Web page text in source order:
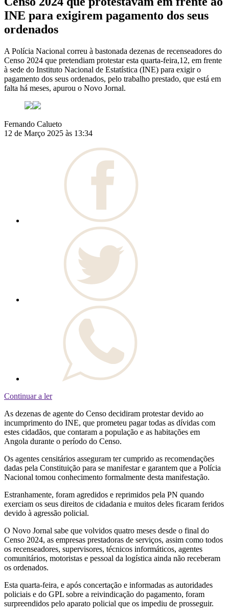
INE para exigirem pagamento dos seus
ordenados
A Polícia Nacional correu à bastonada dezenas de recenseadores do
Censo 2024 que pretendiam protestar esta quarta-feira,12, em frente
à sede do Instituto Nacional de Estatística (INE) para exigir o
pagamento dos seus ordenados, pelo trabalho prestado, que está em
falta há meses, apurou o Novo Jornal.
Fernando Calueto
12 de Março 2025 às 13:34
Continuar a ler
As dezenas de agente do Censo decidiram protestar devido ao
incumprimento do INE, que prometeu pagar todas as dívidas com
estes cidadãos, que contaram a população e as habitações em
Angola durante o período do Censo.
Os agentes censitários asseguram ter cumprido as recomendações
dadas pela Constituição para se manifestar e garantem que a Polícia
Nacional tomou conhecimento formalmente desta manifestação.
Estranhamente, foram agredidos e reprimidos pela PN quando
exerciam os seus direitos de cidadania e muitos deles ficaram feridos
devido à agressão policial.
O Novo Jornal sabe que volvidos quatro meses desde o final do
Censo 2024, as empresas prestadoras de serviços, assim como todos
os recenseadores, supervisores, técnicos informáticos, agentes
comunitários, motoristas e pessoal da logística ainda não receberam
os ordenados.
Esta quarta-feira, e após concertação e informadas as autoridades
policiais e do GPL sobre a reivindicação do pagamento, foram
surpreendidos pelo aparato policial que os impediu de prosseguir.